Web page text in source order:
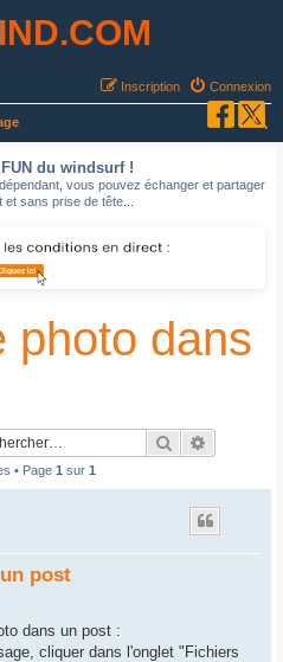
Connexion
Inscription
du windsurf !
vous pouvez échanger et partager
sans prise de tête...
photo dans
Rechercher
• Page 1 sur 1
post
dans un post :
cliquer dans l'onglet "Fichiers